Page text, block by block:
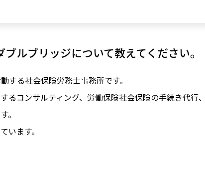
ルブリッジについて教えてください。
する社会保険労務士事務所です。
るコンサルティング、労働保険社会保険の手続き代行
。
います。